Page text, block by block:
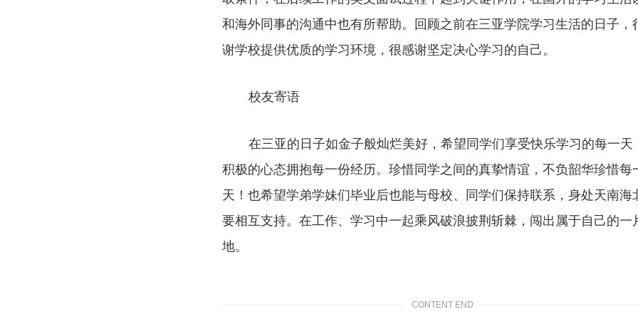
和海外同事的沟通中也有所帮助。回顾之前在三亚学院学习生活的日子，
谢学校提供优质的学习环境，很感谢坚定决心学习的自己。
校友寄语
在三亚的日子如金子般灿烂美好，希望同学们享受快乐学习的每一天
积极的心态拥抱每一份经历。珍惜同学之间的真挚情谊，不负韶华珍惜每
天！也希望学弟学妹们毕业后也能与母校、同学们保持联系，身处天南海
要相互支持。在工作、学习中一起乘风破浪披荆斩棘，闯出属于自己的一
地。
CONTENT END